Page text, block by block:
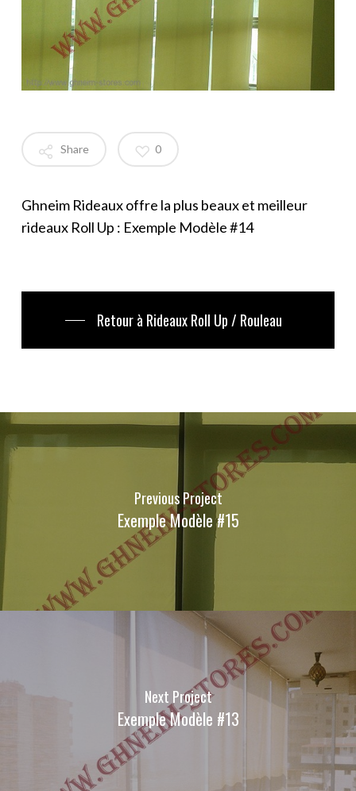
Share 0
Ghneim Rideaux offre la plus beaux et meilleur
rideaux Roll Up : Exemple Modèle #14
Retour à Rideaux Roll Up / Rouleau
Previous Project
Exemple Modèle #15
Next Project
Exemple Modèle #13